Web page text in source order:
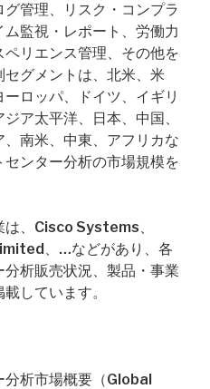
グ管理、リスク・コンプラ
監視・レポート、労働力
リエンス管理、その他を
グメントは、北米、米
ロッパ、ドイツ、イギリ
ア太平洋、日本、中国、
南米、中東、アフリカな
ンター分析の市場規模を
は、Cisco Systems、
、…などがあり、各
析販売状況、製品・事業
しています。
分析市場概要（Global